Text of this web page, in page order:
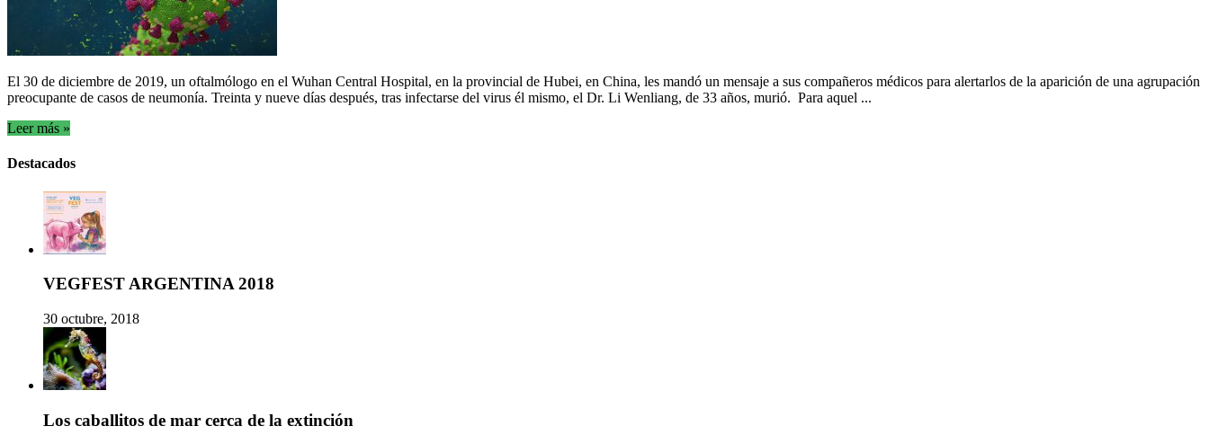
El 30 de diciembre de 2019, un oftalmólogo en el Wuhan Central Hospital, en la provincial de Hubei, en China, les mandó un mensaje a sus compañeros médicos para alertarlos de la aparición de una agrupación
preocupante de casos de neumonía. Treinta y nueve días después, tras infectarse del virus él mismo, el Dr. Li Wenliang, de 33 años, murió. Para aquel ...
Leer más »
Destacados
VEGFEST ARGENTINA 2018
30 octubre, 2018
Los caballitos de mar cerca de la extinción